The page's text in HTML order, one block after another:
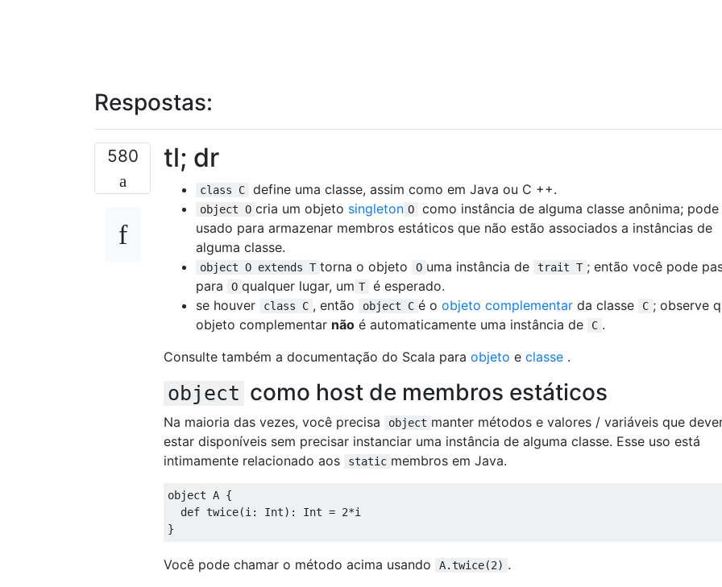
Respostas:
580 tl; dr
class C define uma classe, assim como em Java ou C ++.
object O cria um objeto singleton O
como instância de alguma classe anônima; pode
usado para armazenar membros estáticos que não estão associados a instâncias de
alguma classe.
object O extends T torna o objeto O uma instância de trait T ; então você pode
para
O qualquer lugar, um T
é esperado.
se houver
class C , então object C é o objeto complementar da classe C ; observe
objeto complementar não é automaticamente uma instância de C .
Consulte também a documentação do Scala para objeto e classe .
object como host de membros estáticos
Na maioria das vezes, você precisa object manter métodos e valores / variáveis ​​que
estar disponíveis sem precisar instanciar uma instância de alguma classe. Esse uso está
intimamente relacionado aos
static membros em Java.
object A {
def twice(i : Int): Int = 2*
}
Você pode chamar o método acima usando A.twice(2) .